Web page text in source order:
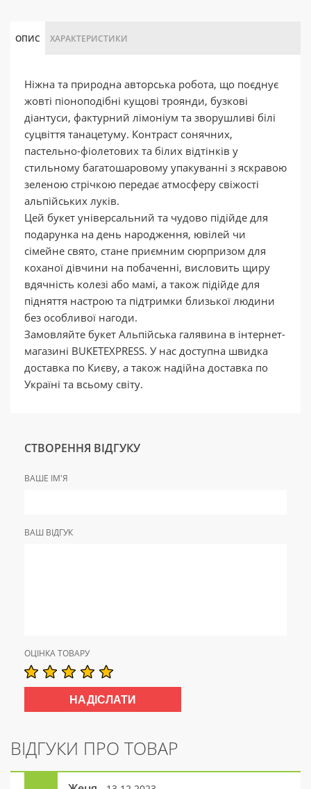
ОПИС ХАРАКТЕРИСТИКИ
Ніжна та природна авторська робота, що поєднує
жовті піоноподібні кущові троянди, бузкові
діантуси, фактурний лімоніум та зворушливі білі
суцвіття танацетуму. Контраст сонячних,
пастельно-фіолетових та білих відтінків у
стильному багатошаровому упакуванні з яскравою
зеленою стрічкою передає атмосферу свіжості
альпійських луків.
Цей букет універсальний та чудово підійде для
подарунка на день народження, ювілей чи
сімейне свято, стане приємним сюрпризом для
коханої дівчини на побаченні, висловить щиру
вдячність колезі або мамі, а також підійде для
підняття настрою та підтримки близької людини
без особливої нагоди.
Замовляйте букет Альпійська галявина в інтернет-
магазині BUKETEXPRESS. У нас доступна швидка
доставка по Києву, а також надійна доставка по
Україні та всьому світу.
СТВОРЕННЯ ВІДГУКУ
ВАШЕ ІМ'Я
ВАШ ВІДГУК
ОЦІНКА ТОВАРУ
ВІДГУКИ ПРО ТОВАР